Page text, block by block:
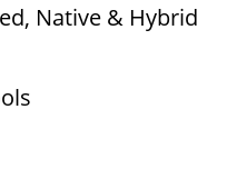
Native & Hybrid